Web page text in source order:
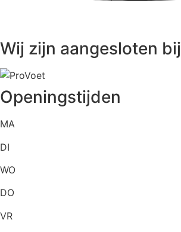
Wij zijn aangesloten bij
Openingstijden
MA
DI
WO
DO
VR